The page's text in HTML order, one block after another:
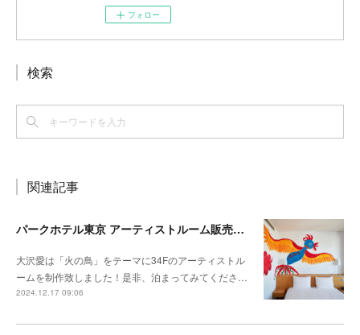
フォロー
検索
関連記事
パークホテル東京 アーティストルーム販売開始
大沢愛は「火の鳥」をテーマに34Fのアーティストル
ームを制作致しました！是非、泊まってみてくださ…
2024.12.17 09:06